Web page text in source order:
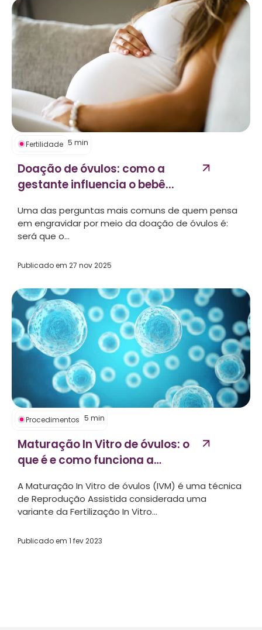
Fertilidade 5 min
Doação de óvulos: como a
gestante influencia o bebê...
Uma das perguntas mais comuns de quem pensa
em engravidar por meio da doação de óvulos é:
será que o...
Publicado em 27 nov 2025
Procedimentos 5 min
Maturação In Vitro de óvulos: o
que é e como funciona a
A Maturação In Vitro de óvulos (IVM) é uma técnica
de Reprodução Assistida considerada uma
variante da Fertilização In Vitro...
Publicado em 1 fev 2023